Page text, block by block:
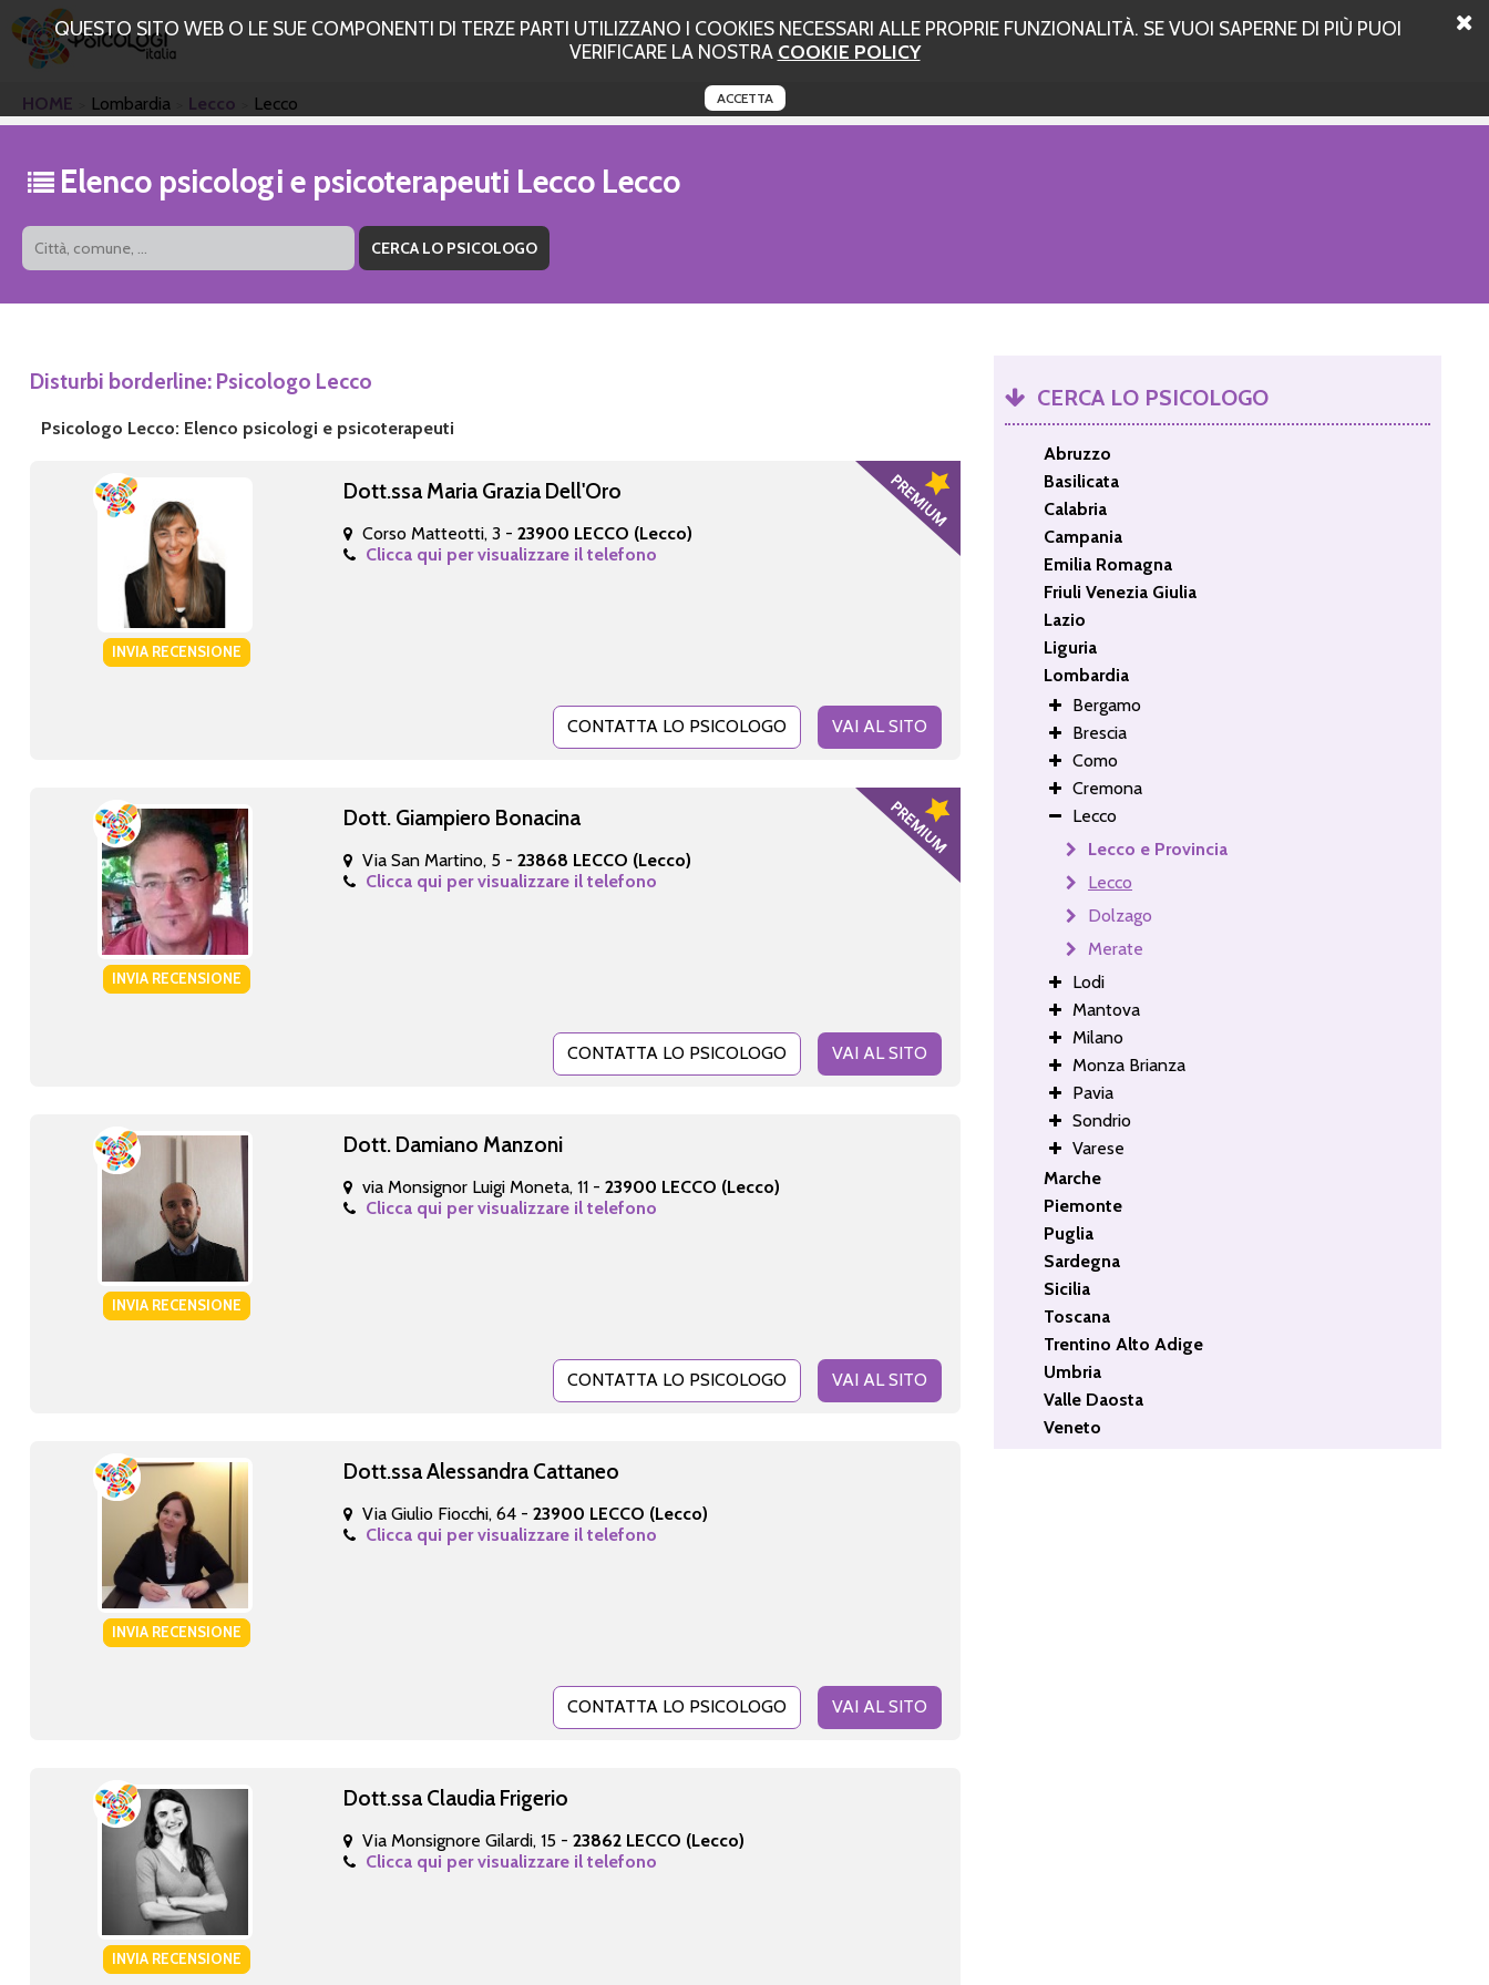
QUESTO SITO WEB O LE SUE COMPONENTI DI TERZE PARTI UTILIZZANO I COOKIES NECESSARI ALLE PROPRIE FUNZIONALITÀ. SE VUOI SAPERNE DI PIÙ PUOI
VERIFICARE LA NOSTRA COOKIE POLICY
ACCETTA
HOME Lombardia Lecco Lecco
Elenco psicologi e psicoterapeuti Lecco Lecco
Disturbi borderline: Psicologo Lecco
Psicologo Lecco: Elenco psicologi e psicoterapeuti
INVIA RECENSIONE
Dott.ssa Maria Grazia Dell'Oro
Corso Matteotti, 3 -23900 LECCO (Lecco)
Clicca qui per visualizzare il telefono
CONTATTA LO PSICOLOGO VAI AL SITO
INVIA RECENSIONE
Dott. Giampiero Bonacina
Via San Martino, 5 -23868 LECCO (Lecco)
Clicca qui per visualizzare il telefono
CONTATTA LO PSICOLOGO VAI AL SITO
INVIA RECENSIONE
Dott. Damiano Manzoni
via Monsignor Luigi Moneta, 11 -23900 LECCO (Lecco)
Clicca qui per visualizzare il telefono
CONTATTA LO PSICOLOGO VAI AL SITO
INVIA RECENSIONE
Dott.ssa Alessandra Cattaneo
Via Giulio Fiocchi, 64 -23900 LECCO (Lecco)
Clicca qui per visualizzare il telefono
CONTATTA LO PSICOLOGO VAI AL SITO
INVIA RECENSIONE
Dott.ssa Claudia Frigerio
Via Monsignore Gilardi, 15 -23862 LECCO (Lecco)
Clicca qui per visualizzare il telefono
CERCA LO PSICOLOGO
Abruzzo
Basilicata
Calabria
Campania
Emilia Romagna
Friuli Venezia Giulia
Lazio
Liguria
Lombardia
Bergamo
Brescia
Como
Cremona
Lecco
Lecco e Provincia
Lecco
Dolzago
Merate
Lodi
Mantova
Milano
Monza Brianza
Pavia
Sondrio
Varese
Marche
Piemonte
Puglia
Sardegna
Sicilia
Toscana
Trentino Alto Adige
Umbria
Valle Daosta
Veneto